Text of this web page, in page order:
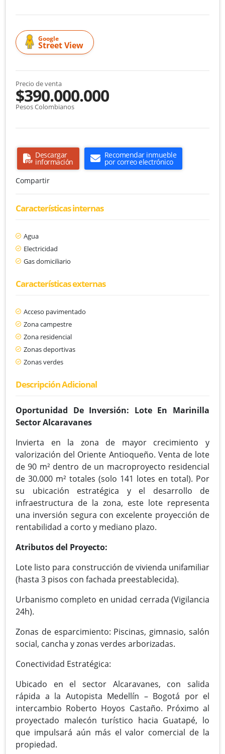
Google
Street View
Precio de venta
$390.000.000
Pesos Colombianos
Descargar
información
Recomendar inmueble
por correo electrónico
Compartir
Características internas
Agua
Electricidad
Gas domiciliario
Características externas
Acceso pavimentado
Zona campestre
Zona residencial
Zonas deportivas
Zonas verdes
Descripción Adicional
Oportunidad De Inversión: Lote En Marinilla
Sector Alcaravanes
Invierta en la zona de mayor crecimiento y
valorización del Oriente Antioqueño. Venta de lote
de 90 m² dentro de un macroproyecto residencial
de 30.000 m² totales (solo 141 lotes en total). Por
su ubicación estratégica y el desarrollo de
infraestructura de la zona, este lote representa
una inversión segura con excelente proyección de
rentabilidad a corto y mediano plazo.
Atributos del Proyecto:
Lote listo para construcción de vivienda unifamiliar
(hasta 3 pisos con fachada preestablecida).
Urbanismo completo en unidad cerrada (Vigilancia
24h).
Zonas de esparcimiento: Piscinas, gimnasio, salón
social, cancha y zonas verdes arborizadas.
Conectividad Estratégica:
Ubicado en el sector Alcaravanes, con salida
rápida a la Autopista Medellín – Bogotá por el
intercambio Roberto Hoyos Castaño. Próximo al
proyectado malecón turístico hacia Guatapé, lo
que impulsará aún más el valor comercial de la
propiedad.